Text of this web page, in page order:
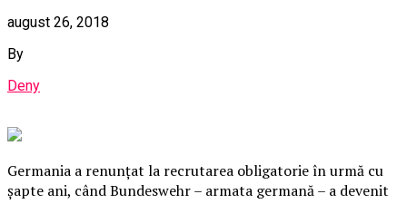
august 26, 2018
By
Deny
Germania a renunţat la recrutarea obligatorie în urmă cu
şapte ani, când Bundeswehr – armata germană – a devenit